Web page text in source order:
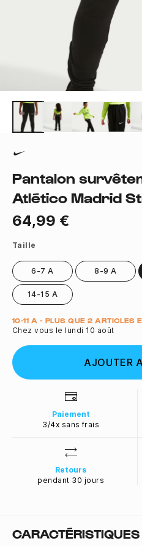
Pantalon
Atlético Madrid
64,99 €
Taille
6-7 A 8-9 A
14-15 A
Quantité
10-11 A - PLUS QUE 2 ARTICLES
Chez vous le lundi 10 août
AJOUTER
Paiement
3/4x sans frais
Retours
pendant 30 jours
CARACTÉRISTIQUES